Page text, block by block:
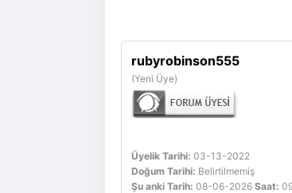
rubyrobinson555
(Yeni Üye)
Üyelik Tarihi: 03-13-2022
Doğum Tarihi: Belirtilmemiş
Şu anki Tarih: 08-06-2026 Saat: